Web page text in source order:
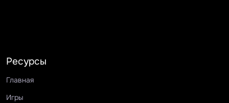
Ресурсы
Главная
Игры